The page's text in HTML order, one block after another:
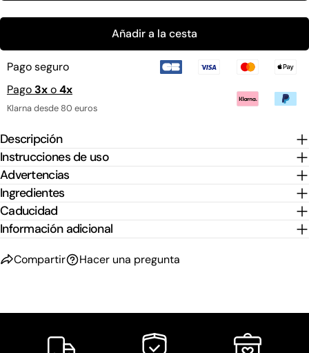
Añadir a la cesta
Pago seguro
Pago3xo4x
Klarna desde 80 euros
Descripción
Instrucciones de uso
Advertencias
Ingredientes
Caducidad
Información adicional
Compartir Hacer una pregunta
Enviar pregunta